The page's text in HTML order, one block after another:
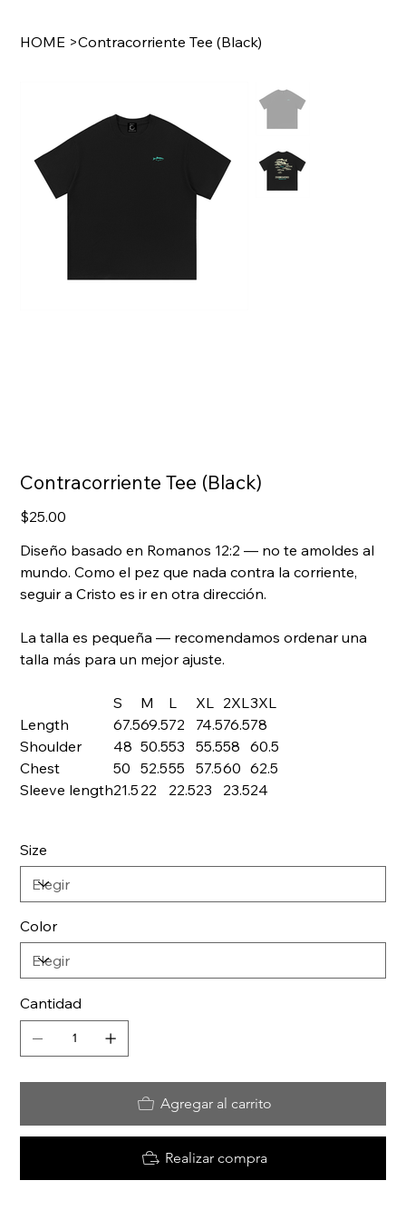
HOME >Contracorriente Tee (Black)
Contracorriente Tee (Black)
Precio
$25.00
Diseño basado en Romanos 12:2 — no te amoldes al
mundo. Como el pez que nada contra la corriente,
seguir a Cristo es ir en otra dirección.
La talla es pequeña — recomendamos ordenar una
talla más para un mejor ajuste.
S M L XL 2XL 3XL
Length
67.569.572 74.576.578
Shoulder
48 50.553 55.558
60.5
Chest
50 52.555 57.560 62.5
Sleeve length21.5 22 22.523 23.524
Size
Color
Cantidad
Agregar al carrito
Realizar compra